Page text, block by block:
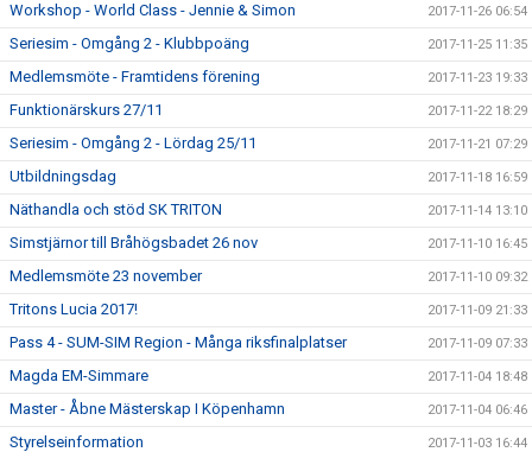
Workshop - World Class - Jennie & Simon 2017-11-26 06:54
Seriesim - Omgång 2 - Klubbpoäng 2017-11-25 11:35
Medlemsmöte - Framtidens förening 2017-11-23 19:33
Funktionärskurs 27/11 2017-11-22 18:29
Seriesim - Omgång 2 - Lördag 25/11 2017-11-21 07:29
Utbildningsdag 2017-11-18 16:59
Näthandla och stöd SK TRITON 2017-11-14 13:10
Simstjärnor till Bråhögsbadet 26 nov 2017-11-10 16:45
Medlemsmöte 23 november 2017-11-10 09:32
Tritons Lucia 2017! 2017-11-09 21:33
Pass 4 - SUM-SIM Region - Många riksfinalplatser 2017-11-09 07:33
Magda EM-Simmare 2017-11-04 18:48
Master - Åbne Mästerskap I Köpenhamn 2017-11-04 06:46
Styrelseinformation 2017-11-03 16:44